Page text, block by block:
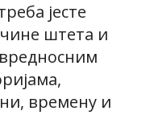
јесте
штета и
времену и